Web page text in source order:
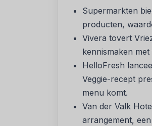
Supermarkten
producten,
Vivera tovert
kennismaken
HelloFresh
Veggie-recept
menu komt.
Van der Valk
arrangement,